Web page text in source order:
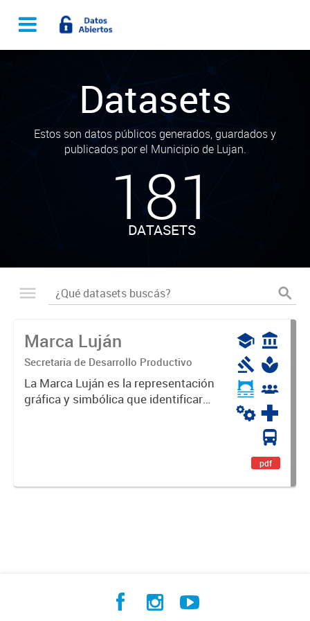
Datasets
Estos son datos públicos generados, guardados y
publicados por el Municipio de Lujan.
181
DATASETS
Marca Luján
Secretaria de Desarrollo Productivo
La Marca Luján es la representación
gráfica y simbólica que identificará
pdf